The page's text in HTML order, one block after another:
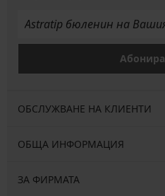
ОБСЛУЖВАНЕ НА КЛИЕНТИ
ОБЩА ИНФОРМАЦИЯ
ЗА ФИРМАТА